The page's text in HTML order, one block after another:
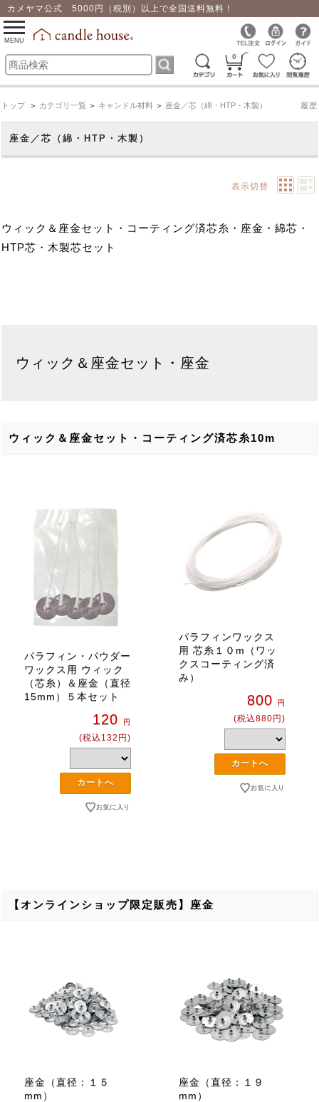
カメヤマ公式 5000円（税別）以上で全国送料無料！
0
toggle
navigation
MENU
トップ ＞ カテゴリ一覧 ＞ キャンドル材料 ＞ 座金／芯（綿・HTP・木製） 履歴
座金／芯（綿・HTP・木製）
表示切替
ウィック＆座金セット・コーティング済芯糸・座金・綿芯・
HTP芯・木製芯セット
ウィック＆座金セット・座金
ウィック＆座金セット・コーティング済芯糸10m
パラフィン・パウダー
ワックス用 ウィック
（芯糸）＆座金（直径
15mm）５本セット
120 円
(税込132円)
パラフィンワックス
用 芯糸１０m（ワッ
クスコーティング済
み）
800 円
(税込880円)
【オンラインショップ限定販売】座金
座金（直径：１５
mm）
座金（直径：１９
mm）